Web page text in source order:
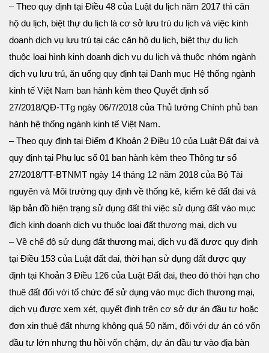
– Theo quy định tại Điều 48 của Luật du lịch năm 2017 thì căn
hộ du lịch, biệt thự du lịch là cơ sở lưu trú du lịch và việc kinh
doanh dịch vụ lưu trú tại các căn hộ du lịch, biệt thự du lịch
thuộc loại hình kinh doanh dịch vụ du lịch và thuộc nhóm ngành
dịch vụ lưu trú, ăn uống quy định tại Danh mục Hệ thống ngành
kinh tế Việt Nam ban hành kèm theo Quyết định số
27/2018/QĐ-TTg ngày 06/7/2018 của Thủ tướng Chính phủ ban
hành hệ thống ngành kinh tế Việt Nam.
– Theo quy định tại Điểm đ Khoản 2 Điều 10 của Luật Đất đai và
quy định tại Phụ lục số 01 ban hành kèm theo Thông tư số
27/2018/TT-BTNMT ngày 14 tháng 12 năm 2018 của Bộ Tài
nguyên và Môi trường quy định về thống kê, kiểm kê đất đai và
lập bản đồ hiện trạng sử dụng đất thì việc sử dụng đất vào mục
đích kinh doanh dịch vụ thuộc loại đất thương mại, dịch vụ
– Về chế độ sử dụng đất thương mại, dịch vụ đã được quy định
tại Điều 153 của Luật đất đai, thời hạn sử dụng đất được quy
định tại Khoản 3 Điều 126 của Luật Đất đai, theo đó thời hạn cho
thuê đất đối với tổ chức để sử dụng vào mục đích thương mại,
dịch vụ được xem xét, quyết định trên cơ sở dự án đầu tư hoặc
đơn xin thuê đất nhưng không quá 50 năm, đối với dự án có vốn
đầu tư lớn nhưng thu hồi vốn chậm, dự án đầu tư vào địa bàn